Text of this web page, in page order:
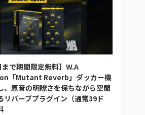
まで期間限定無料】W.A
「Mutant Reverb」ダッカー機
、原音の明瞭さを保ちながら空間
リバーブプラグイン（通常39ド